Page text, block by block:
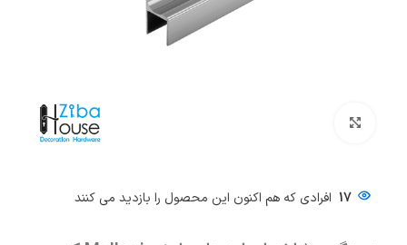
17 افرادی که هم اکنون این محصول را بازدید می کنند